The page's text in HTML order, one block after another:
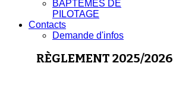
BAPTEMES DE
PILOTAGE
Contacts
Demande d'infos
RÈGLEMENT 2025/2026